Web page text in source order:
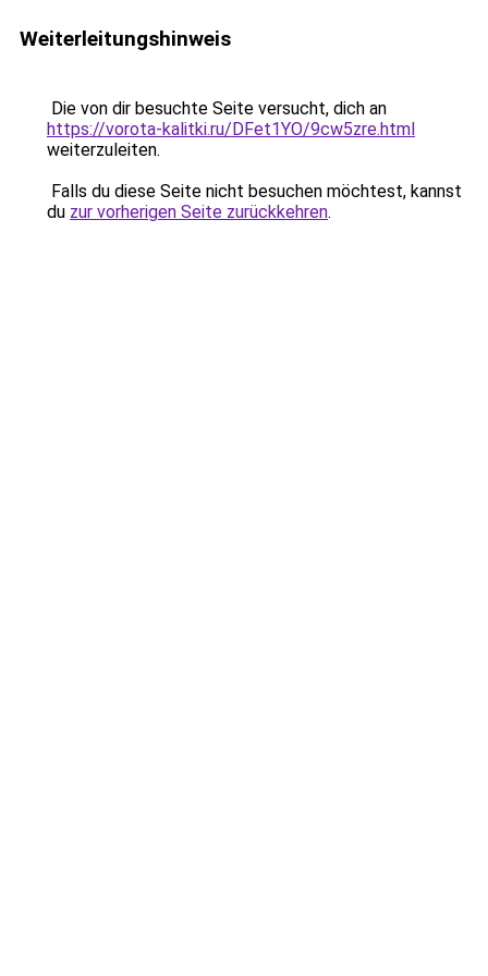
Weiterleitungshinweis
Die von dir besuchte Seite versucht, dich an
https://vorota-kalitki.ru/DFet1YO/9cw5zre.html
weiterzuleiten.
Falls du diese Seite nicht besuchen möchtest, kannst
du zur vorherigen Seite zurückkehren.